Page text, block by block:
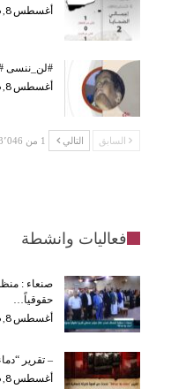
أغسطس 8, 2026
#لن_ننسى
أغسطس 8, 2026
السابق التالي 1 من 3٬046
فعاليات وانشطة
صنعاء :
حقوقياً…
أغسطس 8, 2026
– تقرير
أغسطس 8, 2026